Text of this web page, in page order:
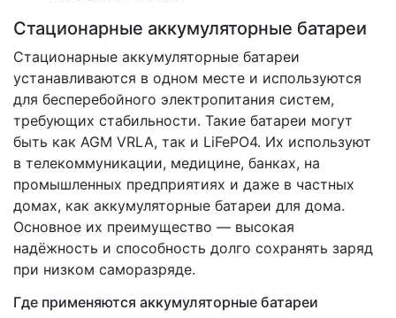
Стационарные аккумуляторные батареи
Стационарные аккумуляторные батареи
устанавливаются в одном месте и используются
для бесперебойного электропитания систем,
требующих стабильности. Такие батареи могут
быть как AGM VRLA, так и LiFePO4. Их используют
в телекоммуникации, медицине, банках, на
промышленных предприятиях и даже в частных
домах, как аккумуляторные батареи для дома.
Основное их преимущество — высокая
надёжность и способность долго сохранять заряд
при низком саморазряде.
Где применяются аккумуляторные батареи